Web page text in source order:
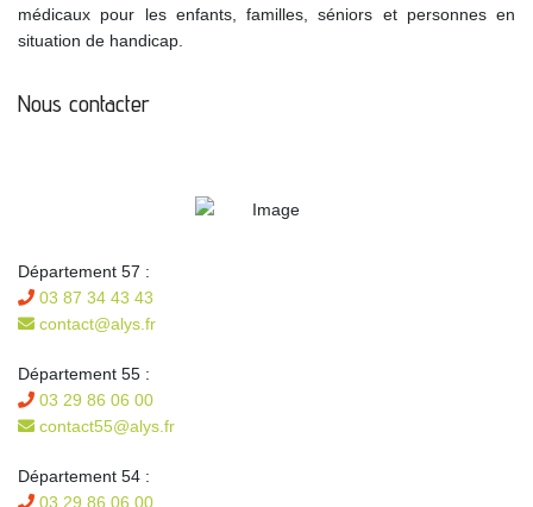
médicaux pour les enfants, familles, séniors et personnes en
situation de handicap.
Nous contacter
Département 57 :
03 87 34 43 43
contact@alys.fr
Département 55 :
03 29 86 06 00
contact55@alys.fr
Département 54 :
03 29 86 06 00